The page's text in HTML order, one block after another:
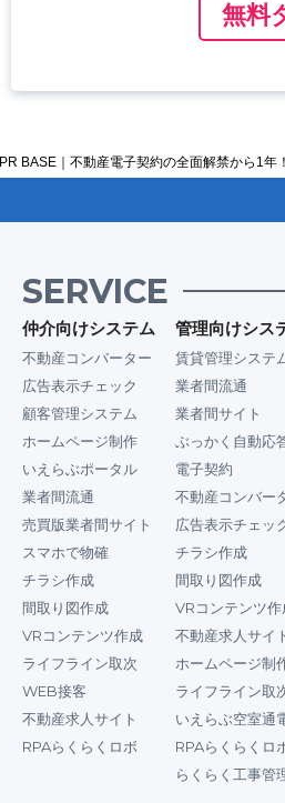
無料
PR BASE｜不動産電子契約の全面解禁から1
SERVICE
仲介向けシステム
不動産コンバーター
広告表示チェック
顧客管理システム
ホームページ制作
いえらぶポータル
業者間流通
売買版業者間サイト
スマホで物確
チラシ作成
間取り図作成
VRコンテンツ作成
ライフライン取次
WEB接客
不動産求人サイト
RPAらくらくロボ
管理向けシス
賃貸管理システ
業者間流通
業者間サイト
ぶっかく自動応
電子契約
不動産コンバー
広告表示チェッ
チラシ作成
間取り図作成
VRコンテンツ作
不動産求人サイ
ホームページ制
ライフライン取
いえらぶ空室通
RPAらくらくロ
らくらく工事管